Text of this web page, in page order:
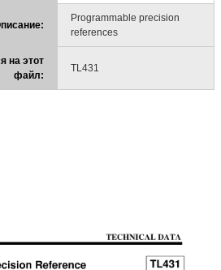
Programmable precision
references
на этот
файл:
TL431